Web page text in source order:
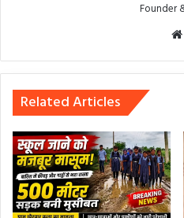
Founder
Related Articles